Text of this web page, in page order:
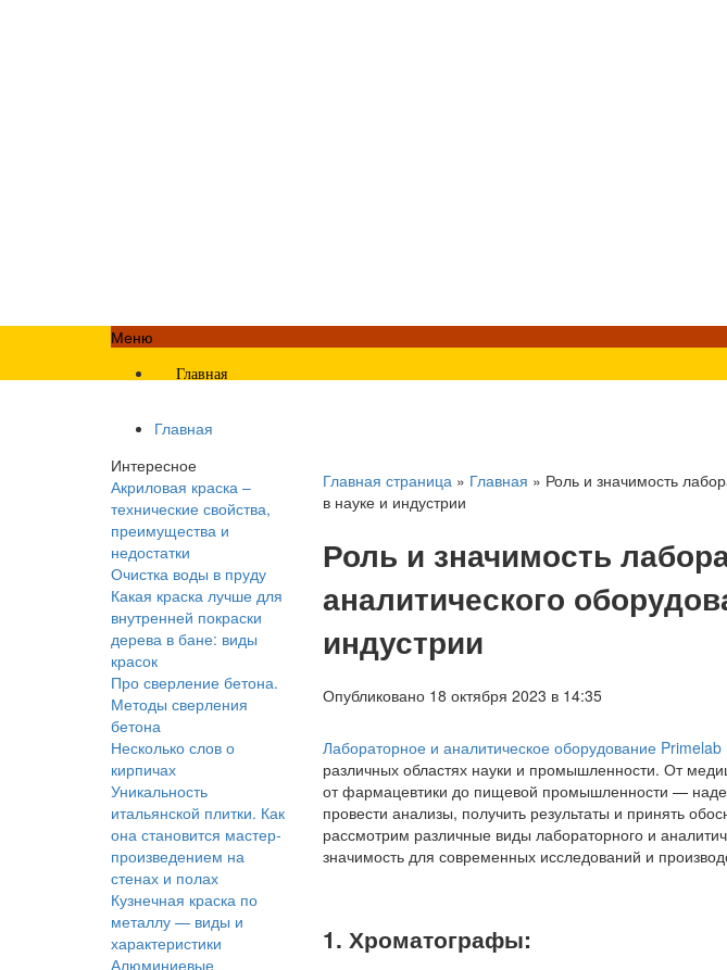
Меню
Главная
Главная
Главная страница » Главная » Роль и значимость
в науке и индустрии
Роль и значимость
аналитического
индустрии
Опубликовано 18 октября 2023 в 14:35
Лабораторное и аналитическое оборудование Primelab
различных областях науки и промышленности. От
от фармацевтики до пищевой промышленности —
провести анализы, получить результаты и принять
рассмотрим различные виды лабораторного и
значимость для современных исследований и
1. Хроматографы:
Интересное
Акриловая краска –
технические свойства,
преимущества и
недостатки
Очистка воды в пруду
Какая краска лучше для
внутренней покраски
дерева в бане: виды
красок
Про сверление бетона.
Методы сверления
бетона
Несколько слов о
кирпичах
Уникальность
итальянской плитки. Как
она становится мастер-
произведением на
стенах и полах
Кузнечная краска по
металлу — виды и
характеристики
Алюминиевые